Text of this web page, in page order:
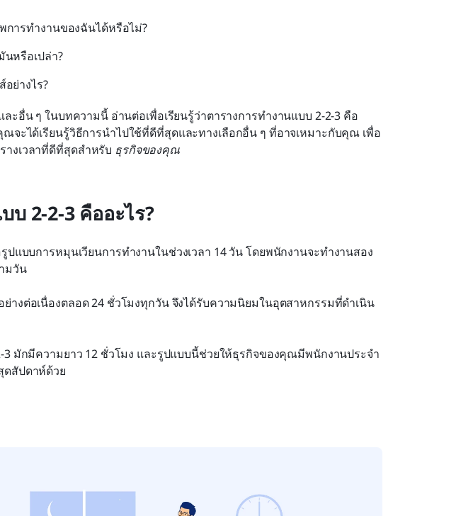
การทำงานของฉันได้หรือไม่?
หรือเปล่า?
ย่างไร?
ละอื่น ๆ ในบทความนี้ อ่านต่อเพื่อเรียนรู้ว่าตารางการทำงานแบบ 2-2-3 คือ
จะได้เรียนรู้วิธีการนำไปใช้ที่ดีที่สุดและทางเลือกอื่น ๆ ที่อาจเหมาะกับคุณ เพื่อ
งเวลาที่ดีที่สุดสำหรับ ธุรกิจของคุณ
บ 2-2-3 คืออะไร?
ปแบบการหมุนเวียนการทำงานในช่วงเวลา 14 วัน โดยพนักงานจะทำงานสอง
มวัน
างต่อเนื่องตลอด 24 ชั่วโมงทุกวัน จึงได้รับความนิยมในอุตสาหกรรมที่ดำเนิน
3 มักมีความยาว 12 ชั่วโมง และรูปแบบนี้ช่วยให้ธุรกิจของคุณมีพนักงานประจำ
สัปดาห์ด้วย